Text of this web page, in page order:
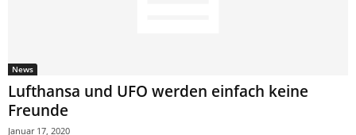
News
Lufthansa und UFO werden einfach keine
Freunde
Januar 17, 2020